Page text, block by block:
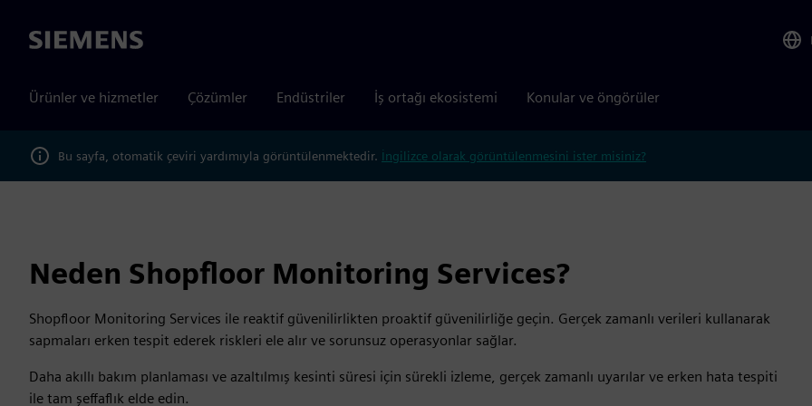
Siemens
Ürünler ve hizmetler Çözümler Endüstriler İş ortağı ekosistemi Konular ve öngörüler
Bu sayfa, otomatik çeviri yardımıyla görüntülenmektedir. İngilizce olarak görüntülenmesini ister misiniz?
Neden Shopfloor Monitoring Services?
Shopfloor Monitoring Services ile reaktif güvenilirlikten proaktif güvenilirliğe geçin. Gerçek zamanlı verileri kullanarak
sapmaları erken tespit ederek riskleri ele alır ve sorunsuz operasyonlar sağlar.
Daha akıllı bakım planlaması ve azaltılmış kesinti süresi için sürekli izleme, gerçek zamanlı uyarılar ve erken hata tespiti
ile tam şeffaflık elde edin.